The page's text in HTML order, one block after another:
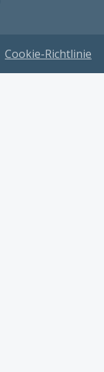
Cookie-Richtlinie